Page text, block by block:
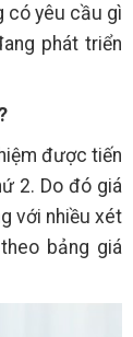
có yêu cầu gì
phát triển
được tiến
2. Do đó giá
với nhiều xét
bảng giá